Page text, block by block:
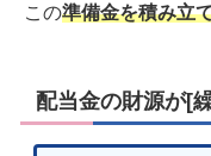
この準備金を積み立
配当金の財源が[